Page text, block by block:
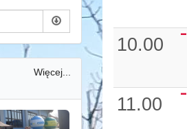
Więcej...
10.00
11.00